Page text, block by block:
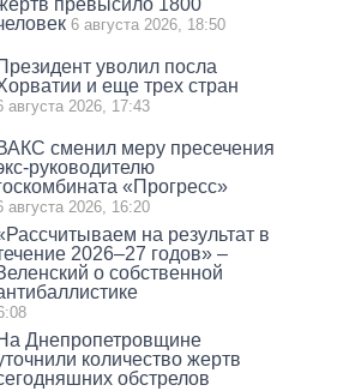
6 августа 2026, 18:50
уволил посла
и еще трех стран
августа 2026, 17:43
сменил меру пресечения
руководителю
«Прогресс»
августа 2026, 16:20
на результат в
2026–27 годов» –
о собственной
Днепропетровщине
количество жертв
обстрелов